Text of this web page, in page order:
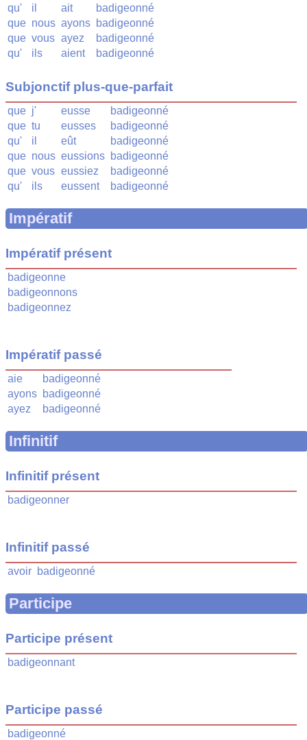
qu'
il ait
badigeonné
que nous ayons badigeonné
que vous ayez
badigeonné
qu'
ils aient badigeonné
Subjonctif plus-que-parfait
que j' eusse
badigeonné
que tu eusses
badigeonné
qu'
il eût
badigeonné
que nous eussions badigeonné
que vous eussiez
badigeonné
qu'
ils eussent badigeonné
Impératif
Impératif présent
badigeonne
badigeonnons
badigeonnez
Impératif passé
aie
badigeonné
ayons badigeonné
ayez
badigeonné
Infinitif
Infinitif présent
badigeonner
Infinitif passé
avoir badigeonné
Participe
Participe présent
badigeonnant
Participe passé
badigeonné